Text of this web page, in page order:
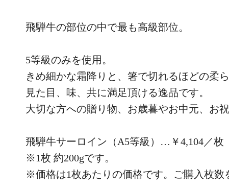
飛騨牛の部位の中で最も高級部位。
5等級のみを使用。
きめ細かな霜降りと、箸で切れるほどの柔ら
見た目、味、共に満足頂ける逸品です。
大切な方への贈り物、お歳暮やお中元、お祝
飛騨牛サーロイン（A5等級）…￥4,104／枚
※1枚 約200gです。
※価格は1枚あたりの価格です。ご購入枚数